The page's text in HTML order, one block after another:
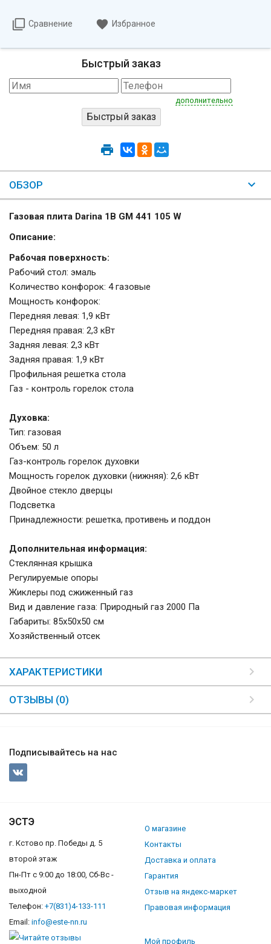
Сравнение Избранное
Быстрый заказ
дополнительно
ОБЗОР
Газовая плита Darina 1B GM 441 105 W
Описание:
Рабочая поверхность:
Рабочий стол: эмаль
Количество конфорок: 4 газовые
Мощность конфорок:
Передняя левая: 1,9 кВт
Передняя правая: 2,3 кВт
Задняя левая: 2,3 кВт
Задняя правая: 1,9 кВт
Профильная решетка стола
Газ - контроль горелок стола
Духовка:
Тип: газовая
Объем: 50 л
Газ-контроль горелок духовки
Мощность горелок духовки (нижняя): 2,6 кВт
Двойное стекло дверцы
Подсветка
Принадлежности: решетка, противень и поддон
Дополнительная информация:
Стеклянная крышка
Регулируемые опоры
Жиклеры под сжиженный газ
Вид и давление газа: Природный газ 2000 Па
Габариты: 85х50х50 см
Хозяйственный отсек
ХАРАКТЕРИСТИКИ
ОТЗЫВЫ (0)
Подписывайтесь на нас
ЭСТЭ
г. Кстово пр. Победы д. 5
второй этаж
Пн-Пт с 9:00 до 18:00, Сб-Вс -
выходной
Телефон: +7(831)4-133-111
Email: info@este-nn.ru
О магазине
Контакты
Доставка и оплата
Гарантия
Отзыв на яндекс-маркет
Правовая информация
Мой профиль